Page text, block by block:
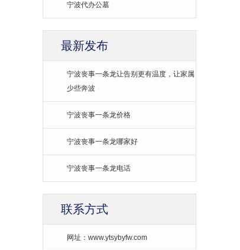
宁波代办公墓
最新发布
宁波丧事一条龙让告别更有温度，让家属
少些奔波
宁波丧事一条龙价格
宁波丧事一条龙哪家好
宁波丧事一条龙电话
联系方式
网址：www.ytsybyfw.com